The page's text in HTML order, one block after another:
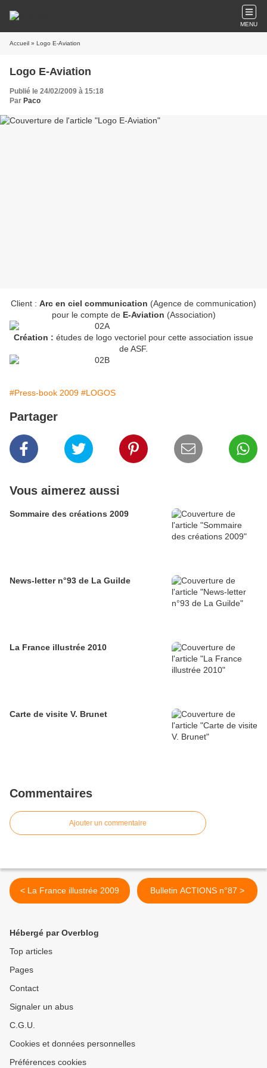
MENU
Accueil » Logo E-Aviation
Logo E-Aviation
Publié le 24/02/2009 à 15:18
Par Paco
Client : Arc en ciel communication (Agence de communication)
pour le compte de E-Aviation (Association)
Création : études de logo vectoriel pour cette association issue
de ASF.
#Press-book 2009 #LOGOS
Partager
Vous aimerez aussi
Sommaire des créations 2009
News-letter n°93 de La Guilde
La France illustrée 2010
Carte de visite V. Brunet
Commentaires
Ajouter un commentaire
< La France illustrée 2009 Bulletin ACTIONS n°87 >
Hébergé par Overblog
Top articles
Pages
Contact
Signaler un abus
C.G.U.
Cookies et données personnelles
Préférences cookies